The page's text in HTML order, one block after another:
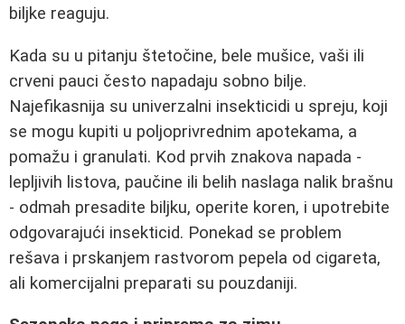
biljke reaguju.
Kada su u pitanju štetočine, bele mušice, vaši ili
crveni pauci često napadaju sobno bilje.
Najefikasnija su univerzalni insekticidi u spreju, koji
se mogu kupiti u poljoprivrednim apotekama, a
pomažu i granulati. Kod prvih znakova napada -
lepljivih listova, paučine ili belih naslaga nalik brašnu
- odmah presadite biljku, operite koren, i upotrebite
odgovarajući insekticid. Ponekad se problem
rešava i prskanjem rastvorom pepela od cigareta,
ali komercijalni preparati su pouzdaniji.